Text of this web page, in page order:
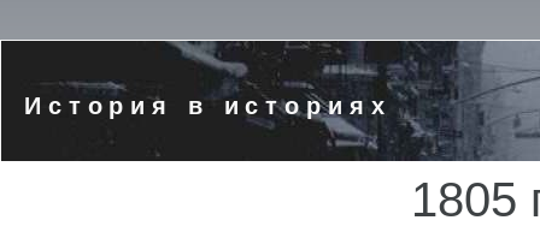
История в историях
1805